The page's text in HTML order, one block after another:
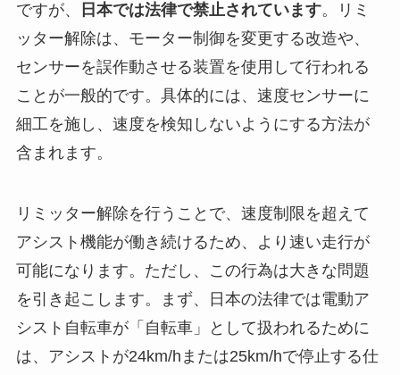
ですが、
日本では法律で禁止されています。リミ
ッター解除は、モーター制御を変更する改造や、
センサーを誤作動させる装置を使用して行われる
ことが一般的です。具体的には、速度センサーに
細工を施し、速度を検知しないようにする方法が
含まれます。
リミッター解除を行うことで、速度制限を超えて
アシスト機能が働き続けるため、より速い走行が
可能になります。ただし、この行為は大きな問題
を引き起こします。まず、日本の法律では電動ア
シスト自転車が「自転車」として扱われるために
は、アシストが24km/hまたは25km/hで停止する仕